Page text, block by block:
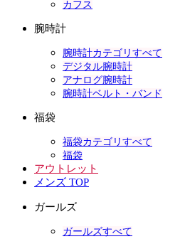
カフス
腕時計
腕時計カテゴリすべて
デジタル腕時計
アナログ腕時計
腕時計ベルト・バンド
福袋
福袋カテゴリすべて
福袋
アウトレット
メンズ TOP
ガールズ
ガールズすべて